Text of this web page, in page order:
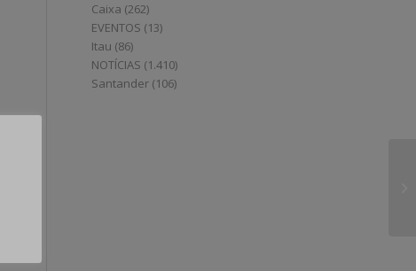
Caixa (262)
EVENTOS (13)
Itau (86)
NOTÍCIAS (1.410)
Santander (106)